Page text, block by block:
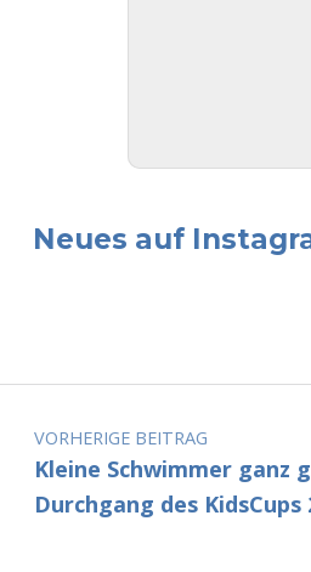
Neues auf
VORHERIGE BEITRAG
Kleine Schwimmer ganz
Durchgang des KidsCups